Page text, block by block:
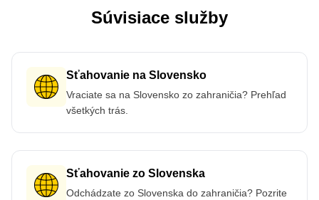
Súvisiace služby
Sťahovanie na Slovensko
Vraciate sa na Slovensko zo zahraničia? Prehľad
všetkých trás.
Sťahovanie zo Slovenska
Odchádzate zo Slovenska do zahraničia? Pozrite